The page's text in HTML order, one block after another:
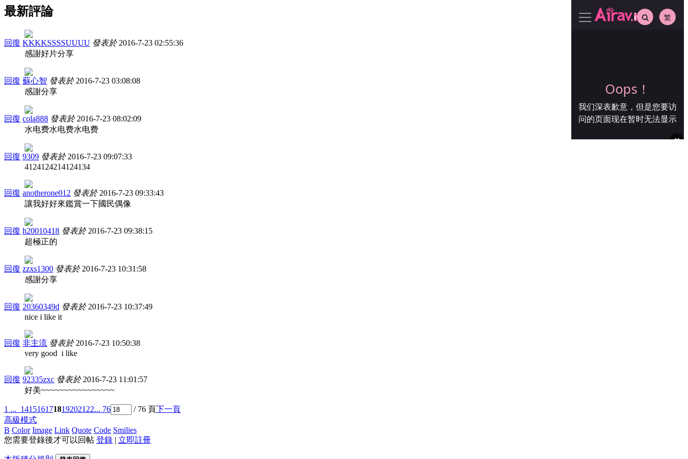
最新評論
回復 KKKKSSSSUUUU 發表於 2016-7-23 02:55:36
感謝好片分享
回復 蘇心智 發表於 2016-7-23 03:08:08
感謝分享
回復 cola888 發表於 2016-7-23 08:02:09
水电费水电费水电费
回復 9309 發表於 2016-7-23 09:07:33
4124124214124134
回復 anotherone012 發表於 2016-7-23 09:33:43
讓我好好來鑑賞一下國民偶像
回復 h20010418 發表於 2016-7-23 09:38:15
超極正的
回復 zzxs1300 發表於 2016-7-23 10:31:58
感謝分享
回復 20360349d 發表於 2016-7-23 10:37:49
nice i like it
回復 非主流 發表於 2016-7-23 10:50:38
very good i like
回復 92335zxc 發表於 2016-7-23 11:01:57
好美~~~~~~~~~~~~~~~~
1 ... 1415161718192021 22... 76 / 76 頁下一頁
高級模式
B Color Image Link Quote Code Smilies
您需要登錄後才可以回帖 登錄 | 立即註冊